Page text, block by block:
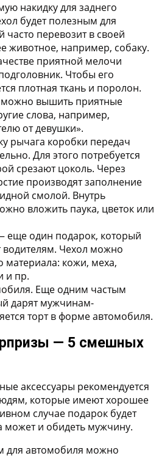
накидку для заднего
будет полезным для
часто перевозит в своей
животное, например, собаку.
приятной мелочи
Чтобы его
плотная ткань и поролон.
можно вышить приятные
слова, например,
от девушки».
рычага коробки передач
Для этого потребуется
срезают цоколь. Через
производят заполнение
смолой. Внутрь
вложить паука, цветок или
еще один подарок, который
Чехол можно
материала: кожи, меха,
и пр.
Еще одним частым
дарят мужчинам-
торт в форме автомобиля.
— 5 смешных
аксессуары рекомендуется
которые имеют хорошее
случае подарок будет
может и обидеть мужчину.
для автомобиля можно